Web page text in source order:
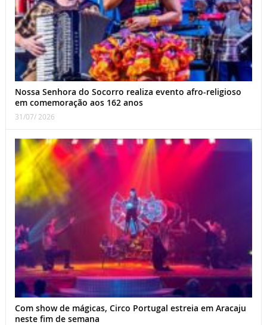
Nossa Senhora do Socorro realiza evento afro-religioso
em comemoração aos 162 anos
31/07/ 2026
Com show de mágicas, Circo Portugal estreia em Aracaju
neste fim de semana